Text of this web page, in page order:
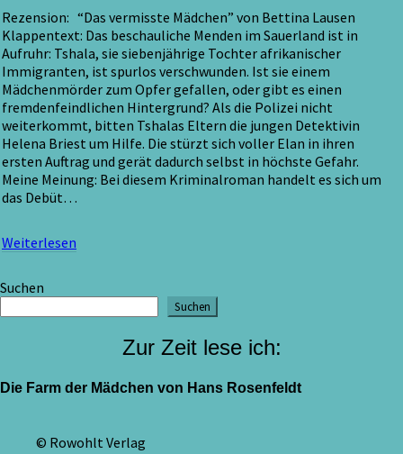
/
Rezension
Rezension: “Das vermisste Mädchen” von Bettina Lausen
Klappentext: Das beschauliche Menden im Sauerland ist in
Aufruhr: Tshala, sie siebenjährige Tochter afrikanischer
Immigranten, ist spurlos verschwunden. Ist sie einem
Mädchenmörder zum Opfer gefallen, oder gibt es einen
fremdenfeindlichen Hintergrund? Als die Polizei nicht
weiterkommt, bitten Tshalas Eltern die jungen Detektivin
Helena Briest um Hilfe. Die stürzt sich voller Elan in ihren
ersten Auftrag und gerät dadurch selbst in höchste Gefahr.
Meine Meinung: Bei diesem Kriminalroman handelt es sich um
das Debüt…
Weiterlesen
Suchen
Suchen
Zur Zeit lese ich:
Die Farm der Mädchen von Hans Rosenfeldt
© Rowohlt Verlag